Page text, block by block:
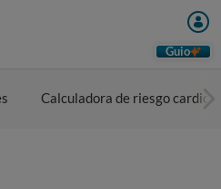
Guio
Calculadora de riesgo